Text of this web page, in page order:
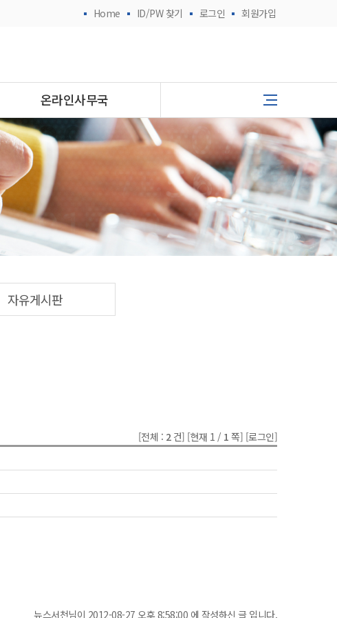
Home ID/PW 찾기 로그인 회원가입
온라인사무국
자유게시판
[전체 : 2건] [현재 1 / 1 쪽] [로그인]
뉴스서천님이 2012-08-27 오후 8:58:00 에 작성하신 글 입니다.